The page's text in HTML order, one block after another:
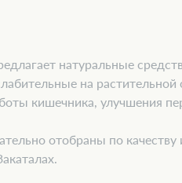
натуральные
на
кишечника, улучшения
отобраны по